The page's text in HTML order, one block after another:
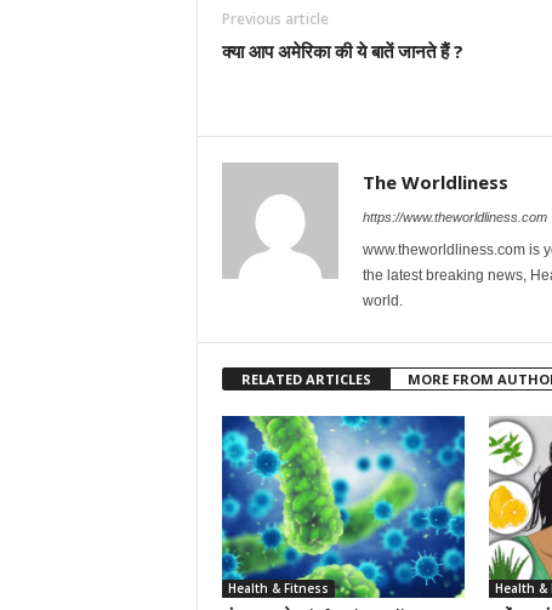
Previous article
क्या आप अमेरिका की ये बातें जानते हैं ?
The Worldliness
https://www.theworldliness.com
www.theworldliness.com is
the latest breaking news,
world.
RELATED ARTICLES MORE FROM
Health & Fitness Health &